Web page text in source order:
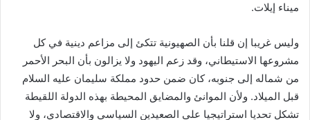
ميناء إيلات.
وليس غريبا إن قلنا بأن الصهيونية تتكئ إلى مزاعم دينية في كل
مشروعها الاستيطاني، وقد زعم اليهود ولا يزالون بأن البحر الأحمر
من شماله إلى جنوبه، كان ضمن حدود مملكة سليمان عليه السلام
قبل الميلاد. ولأن الموانئ والمضايق المحيطة بهذه الدولة اللقيطة
تشكل تحديا استراتيجيا على الصعيدين السياسي والاقتصادي، ولا